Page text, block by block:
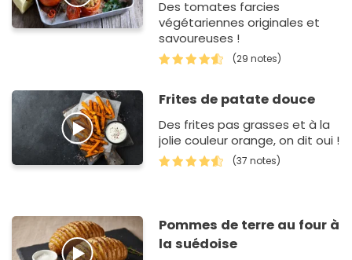
Des tomates farcies
végétariennes originales et
savoureuses !
(29 notes)
Frites de patate douce
Des frites pas grasses et à la
jolie couleur orange, on dit oui !
(37 notes)
Pommes de terre au four à
la suédoise